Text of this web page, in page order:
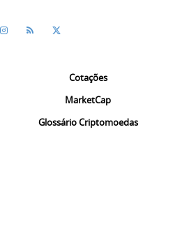
Cotações
MarketCap
Glossário Criptomoedas